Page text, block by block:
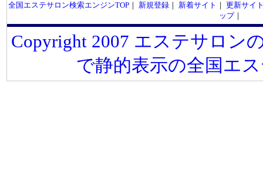
全国エステサロン検索エンジンTOP｜ 新規登録｜ 新着サイト ｜ 更新サイ
ップ｜
Copyright 2007 エステサロン
で静的表示の全国エ